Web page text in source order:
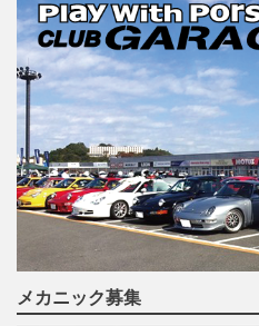
メカニック募集